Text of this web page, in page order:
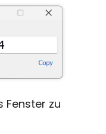
Fenster zu